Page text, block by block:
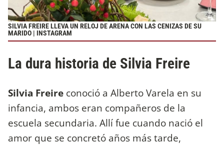
SILVIA FREIRE LLEVA UN RELOJ DE ARENA CON LAS CENIZAS DE SU
MARIDO | INSTAGRAM
La dura historia de Silvia Freire
Silvia Freire conoció a Alberto Varela en su
infancia, ambos eran compañeros de la
escuela secundaria. Allí fue cuando nació el
amor que se concretó años más tarde,